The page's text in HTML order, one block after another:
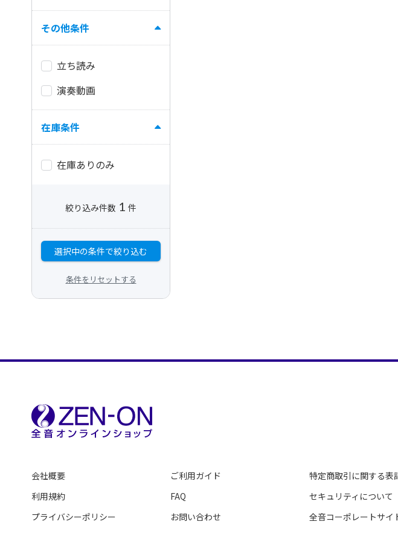
その他条件
立ち読み
演奏動画
在庫条件
在庫ありのみ
絞り込み件数 1 件
選択中の条件で絞り込む
条件をリセットする
会社概要
利用規約
プライバシーポリシー
ご利用ガイド
FAQ
お問い合わせ
特定商取引に関する表
セキュリティについて
全音コーポレートサイ